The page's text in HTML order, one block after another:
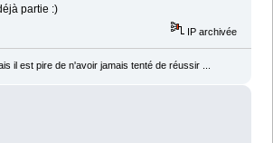
partie :)
IP archivée
il est pire de n'avoir jamais tenté de réussir ...